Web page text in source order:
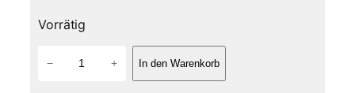
Vorrätig
− + In den Warenkorb